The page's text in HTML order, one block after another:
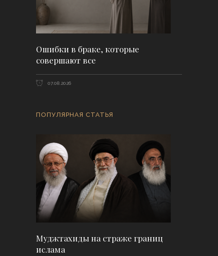
Ошибки в браке, которые
совершают все
07.08.2026
ПОПУЛЯРНАЯ СТАТЬЯ
Муджтахиды на страже границ
ислама